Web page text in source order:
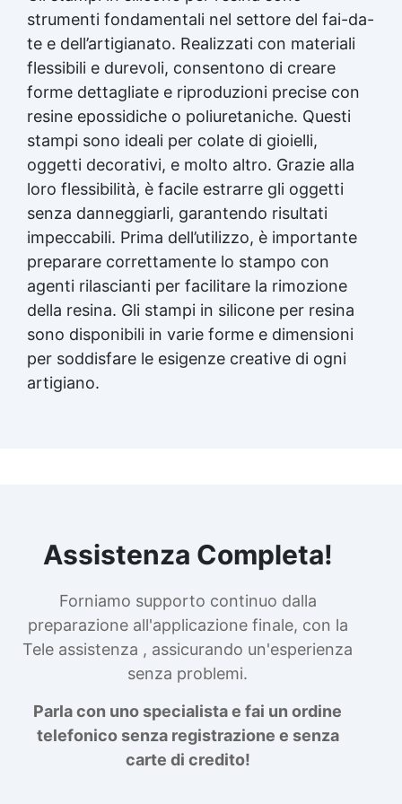
strumenti fondamentali nel settore del fai-da-
te e dell’artigianato. Realizzati con materiali
flessibili e durevoli, consentono di creare
forme dettagliate e riproduzioni precise con
resine epossidiche o poliuretaniche. Questi
stampi sono ideali per colate di gioielli,
oggetti decorativi, e molto altro. Grazie alla
loro flessibilità, è facile estrarre gli oggetti
senza danneggiarli, garantendo risultati
impeccabili. Prima dell’utilizzo, è importante
preparare correttamente lo stampo con
agenti rilascianti per facilitare la rimozione
della resina. Gli stampi in silicone per resina
sono disponibili in varie forme e dimensioni
per soddisfare le esigenze creative di ogni
artigiano.
Assistenza Completa!
Forniamo supporto continuo dalla
preparazione all'applicazione finale, con la
Tele assistenza , assicurando un'esperienza
senza problemi.
Parla con uno specialista e fai un ordine
telefonico senza registrazione e senza
carte di credito!